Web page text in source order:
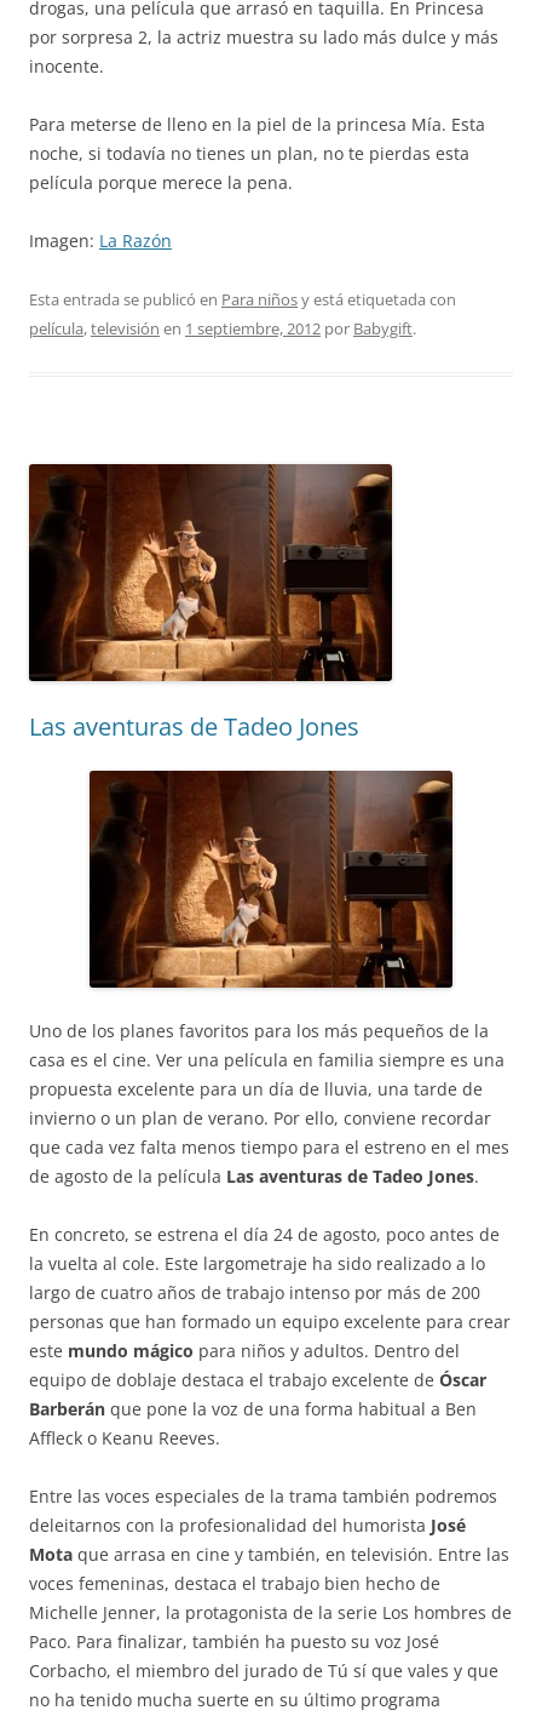
drogas, una película que arrasó en taquilla. En Princesa
por sorpresa 2, la actriz muestra su lado más dulce y más
inocente.
Para meterse de lleno en la piel de la princesa Mía. Esta
noche, si todavía no tienes un plan, no te pierdas esta
película porque merece la pena.
Imagen: La Razón
Esta entrada se publicó en Para niñosy está etiquetada con
película,televisión en 1 septiembre, 2012 por Babygift.
Las aventuras de Tadeo Jones
Uno de los planes favoritos para los más pequeños de la
casa es el cine. Ver una película en familia siempre es una
propuesta excelente para un día de lluvia, una tarde de
invierno o un plan de verano. Por ello, conviene recordar
que cada vez falta menos tiempo para el estreno en el mes
de agosto de la película Las aventuras de Tadeo Jones.
En concreto, se estrena el día 24 de agosto, poco antes de
la vuelta al cole. Este largometraje ha sido realizado a lo
largo de cuatro años de trabajo intenso por más de 200
personas que han formado un equipo excelente para crear
este mundo mágico para niños y adultos. Dentro del
equipo de doblaje destaca el trabajo excelente de Óscar
Barberán que pone la voz de una forma habitual a Ben
Affleck o Keanu Reeves.
Entre las voces especiales de la trama también podremos
deleitarnos con la profesionalidad del humorista José
Mota que arrasa en cine y también, en televisión. Entre las
voces femeninas, destaca el trabajo bien hecho de
Michelle Jenner, la protagonista de la serie Los hombres de
Paco. Para finalizar, también ha puesto su voz José
Corbacho, el miembro del jurado de Tú sí que vales y que
no ha tenido mucha suerte en su último programa